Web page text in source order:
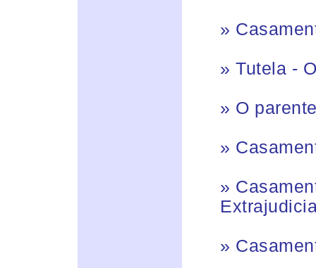
»
» Tutela -
» O
»
»
»